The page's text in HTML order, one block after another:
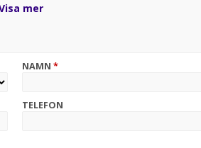
mer
NAMN *
TELEFON